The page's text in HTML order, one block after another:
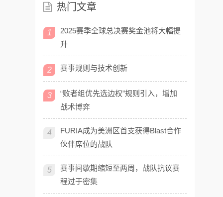
热门文章
1
2025赛季全球总决赛奖金池将大幅提
升
2 赛事规则与技术创新
3
“败者组优先选边权”规则引入，增加
战术博弈
4
FURIA成为美洲区首支获得Blast合作
伙伴席位的战队
5
赛事间歇期缩短至两周，战队抗议赛
程过于密集